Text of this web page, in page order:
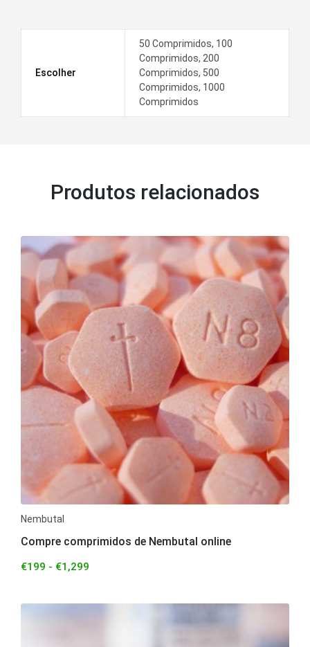
Escolher
50 Comprimidos, 100
Comprimidos, 200
Comprimidos, 500
Comprimidos, 1000
Comprimidos
Produtos relacionados
Nembutal
Compre comprimidos de Nembutal online
€199 - €1,299